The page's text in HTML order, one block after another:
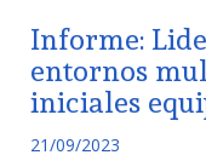
Informe:
entornos
iniciales
21/09/2023